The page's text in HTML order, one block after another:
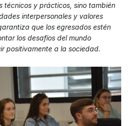
técnicos y prácticos, sino también
interpersonales y valores
que los egresados estén
los desafíos del mundo
positivamente a la sociedad.